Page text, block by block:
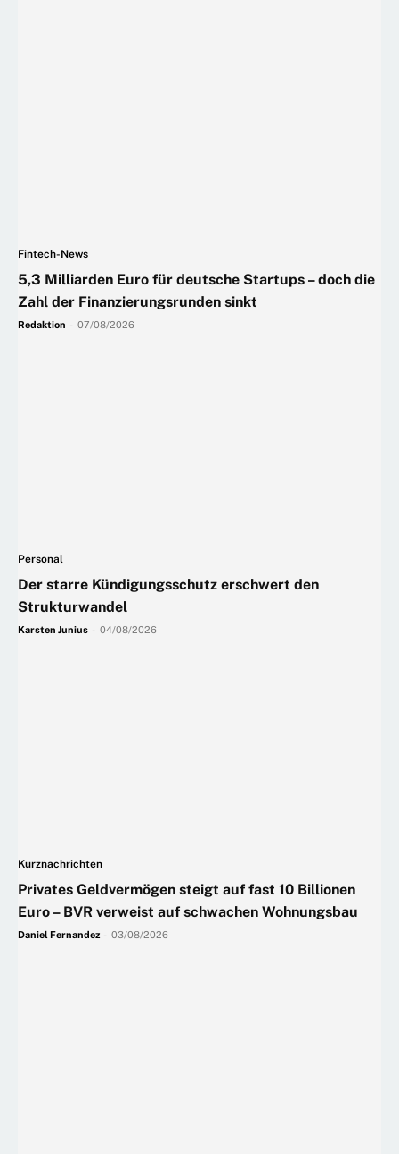
Fintech-News
5,3 Milliarden Euro für deutsche Startups – doch die
Zahl der Finanzierungsrunden sinkt
Redaktion 07/08/2026
Personal
Der starre Kündigungsschutz erschwert den
Strukturwandel
Karsten Junius 04/08/2026
Kurznachrichten
Privates Geldvermögen steigt auf fast 10 Billionen
Euro – BVR verweist auf schwachen Wohnungsbau
Daniel Fernandez 03/08/2026